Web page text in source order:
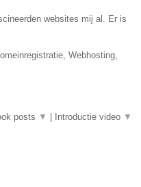
websites mij al. Er is
Webhosting,
posts ▼ Introductie video ▼